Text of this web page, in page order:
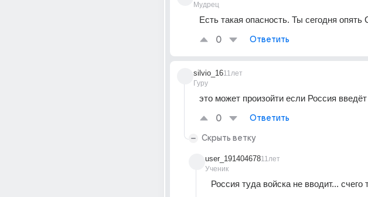
Мудрец
Есть такая опасность. Ты сегодня опять
0 Ответить
silvio_16
Гуру
11лет
это может произойти если Россия
0 Ответить
Скрыть ветку
user_191404678
Ученик
11лет
Россия туда войска не вводит...